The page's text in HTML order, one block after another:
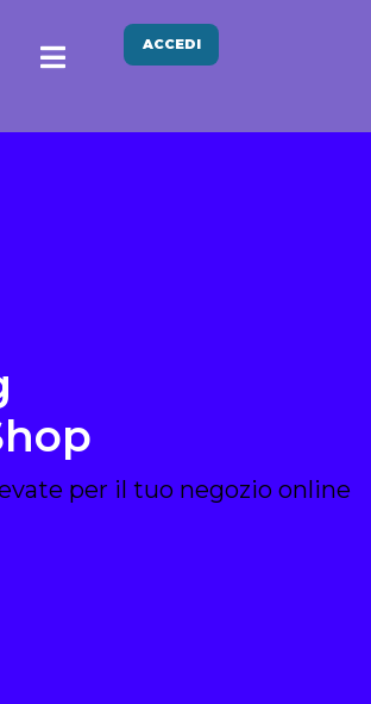
ACCEDI
per il tuo negozio online